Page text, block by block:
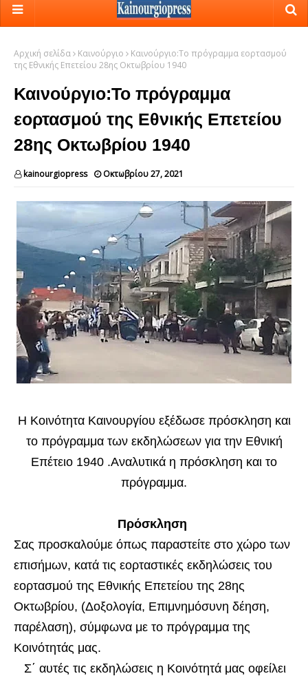
Αρχική σελίδα Καινούργιο
Καινούργιο:Το πρόγραμμα εορτασμού
της Εθνικής Επετείου 28ης Οκτωβρίου 1940
Καινούργιο:Το πρόγραμμα
εορτασμού της Εθνικής Επετείου
28ης Οκτωβρίου 1940
kainourgiopress Οκτωβρίου 27, 2021
Η Κοινότητα Καινουργίου εξέδωσε πρόσκληση και
το πρόγραμμα των εκδηλώσεων για την Εθνική
Επέτειο 1940 .Αναλυτικά η πρόσκληση και το
πρόγραμμα.
Πρόσκληση
Σας προσκαλούμε όπως παραστείτε στο χώρο των
επισήμων, κατά τις εορταστικές εκδηλώσεις του
εορτασμού της Εθνικής Επετείου της 28ης
Οκτωβρίου, (Δοξολογία, Επιμνημόσυνη δέηση,
παρέλαση), σύμφωνα με το πρόγραμμα της
Κοινότητάς μας.
Σ΄ αυτές τις εκδηλώσεις η Κοινότητά μας οφείλει